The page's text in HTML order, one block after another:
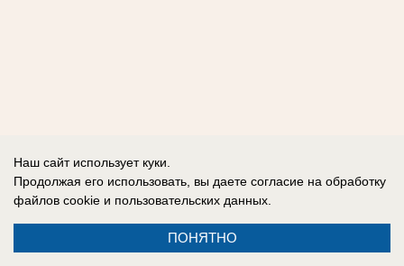
Наш сайт использует куки.
Продолжая его использовать, вы даете согласие на обработку
файлов cookie и пользовательских данных.
ПОНЯТНО